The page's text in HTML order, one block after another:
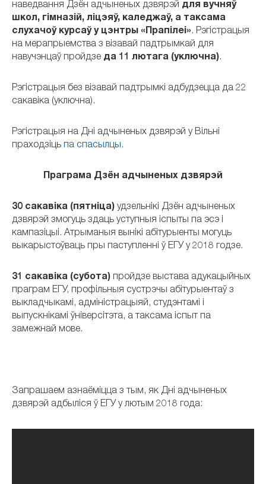
наведвання Дзён адчыненых дзвярэй для вучняў
школ, гімназій, ліцэяў, каледжаў, а таксама
слухачоў курсаў у цэнтры «Прапілеі». Рэгістрацыя
на мерапрыемства з візавай падтрымкай для
навучэнцаў пройдзе да 11 лютага (уключна).
Рэгістрацыя без візавай падтрымкі адбудзецца да 22
сакавіка (уключна).
Рэгістрацыя на Дні адчыненых дзвярэй у Вільні
праходзіць па спасылцы.
Праграма Дзён адчыненых дзвярэй
30 сакавіка (пятніца) удзельнікі Дзён адчыненых
дзвярэй змогуць здаць уступныя іспыты па эсэ і
кампазіцыі. Атрыманыя вынікі абітурыенты могуць
выкарыстоўваць пры паступленні ў ЕГУ у 2018 годзе.
31 сакавіка (субота) пройдзе выстава адукацыйных
праграм ЕГУ, профільныя сустрэчы абітурыентаў з
выкладчыкамі, адміністрацыяй, студэнтамі і
выпускнікамі ўніверсітэта, а таксама іспыт па
замежнай мове.
Запрашаем азнаёміцца з тым, як Дні адчыненых
дзвярэй адбыліся ў ЕГУ у лютым 2018 года: